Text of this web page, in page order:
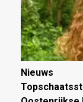
Nieuws